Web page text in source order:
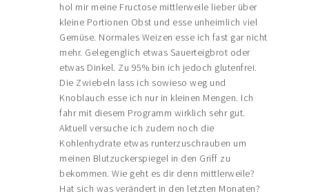
hol mir meine Fructose mittlerweile lieber über
kleine Portionen Obst und esse unheimlich viel
Gemüse. Normales Weizen esse ich fast gar nicht
mehr. Gelegenglich etwas Sauerteigbrot oder
etwas Dinkel. Zu 95% bin ich jedoch glutenfrei.
Die Zwiebeln lass ich sowieso weg und
Knoblauch esse ich nur in kleinen Mengen. Ich
fahr mit diesem Programm wirklich sehr gut.
Aktuell versuche ich zudem noch die
Kohlenhydrate etwas runterzuschrauben um
meinen Blutzuckerspiegel in den Griff zu
bekommen. Wie geht es dir denn mittlerweile?
Hat sich was verändert in den letzten Monaten?